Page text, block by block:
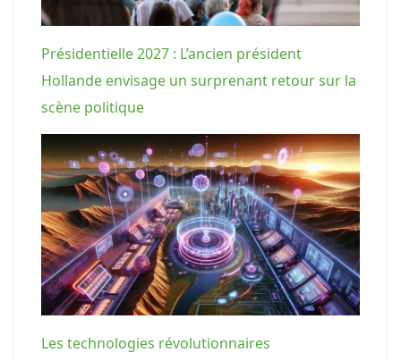
Présidentielle 2027 : L’ancien président
Hollande envisage un surprenant retour sur la
scène politique
Les technologies révolutionnaires